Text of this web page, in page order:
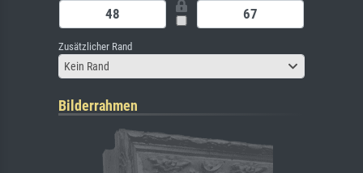
Zusätzlicher Rand
Kein Rand
Bilderrahmen